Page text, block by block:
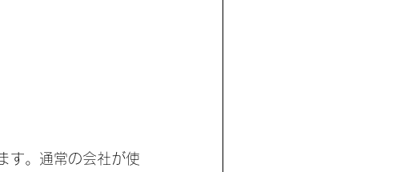
す。通常の会社が使